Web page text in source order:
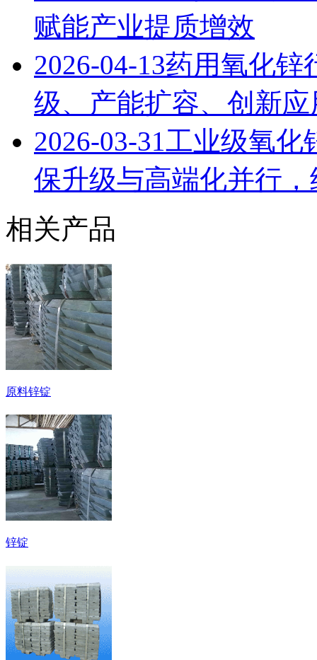
赋能产业提质增效
2026-04-13药用氧化锌
级、产能扩容、创新
2026-03-31工业级氧化
保升级与高端化并行
相关产品
原料锌锭
锌锭